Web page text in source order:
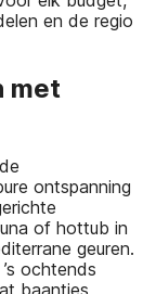
en de regio
met
ontspanning
of hottub in
geuren.
ochtends
baantjes